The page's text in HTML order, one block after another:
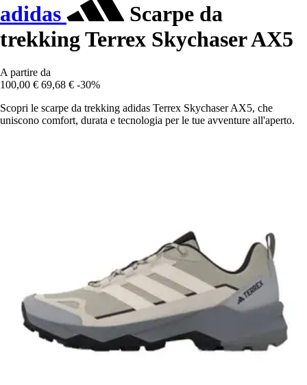
adidas
Scarpe da
trekking Terrex Skychaser AX5
A partire da
100,00 € 69,68 € -30%
Scopri le scarpe da trekking adidas Terrex Skychaser AX5, che
uniscono comfort, durata e tecnologia per le tue avventure all'aperto.